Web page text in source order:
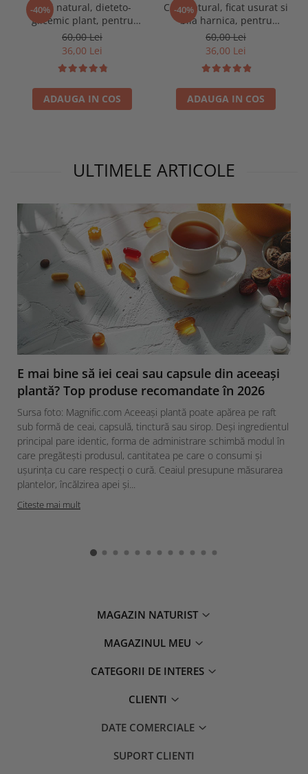
-40%
Ceai natural, dieteto-
glicemic plant, pentru
diabet, afectiuni ale
pancreasului, 250g
60,00 Lei
36,00 Lei
ADAUGA IN COS
-40%
Ceai natural, ficat usurat si
bila harnica, pentru
afectiuni hepato-biliare,
250g
60,00 Lei
36,00 Lei
ADAUGA IN COS
ULTIMELE ARTICOLE
E mai bine să iei ceai sau capsule din aceeași
plantă? Top produse recomandate în 2026
Sursa foto: Magnific.com Aceeași plantă poate apărea pe raft
sub formă de ceai, capsulă, tinctură sau sirop. Deși ingredientul
principal pare identic, forma de administrare schimbă modul în
care pregătești produsul, cantitatea pe care o consumi și
ușurința cu care respecți o cură. Ceaiul presupune măsurarea
plantelor, încălzirea apei și...
Citeste mai mult
MAGAZIN NATURIST
MAGAZINUL MEU
CATEGORII DE INTERES
CLIENTI
DATE COMERCIALE
SUPORT CLIENTI